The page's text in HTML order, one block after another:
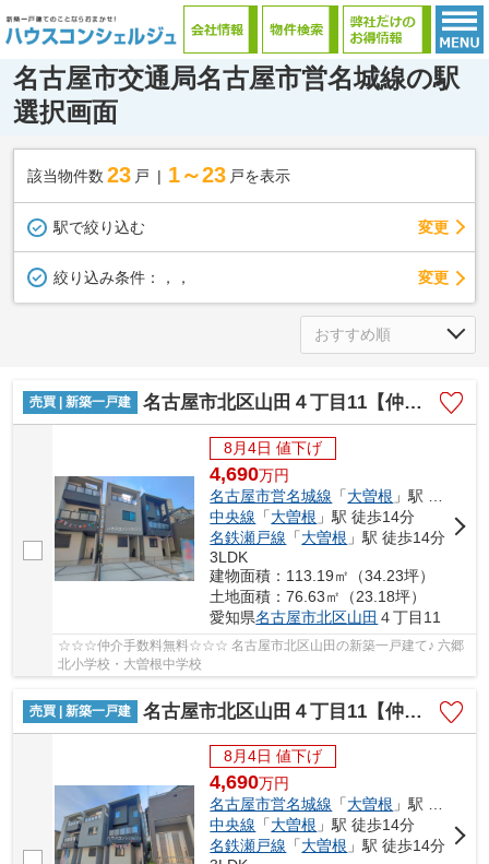
名古屋市交通局名古屋市営名城線の駅
選択画面
該当物件数 23 戸 1～23 戸を表示
駅で絞り込む 変更
絞り込み条件： ，， 変更
売買 | 新築一戸建 名古屋市北区山田４丁目11【仲介手数料無料】新築一戸建て 2号棟
8月4日 値下げ
4,690万円
名古屋市営名城線 「大曽根 」駅 徒歩14分
中央線 「大曽根 」駅 徒歩14分
名鉄瀬戸線 「大曽根 」駅 徒歩14分
3LDK
建物面積：113.19㎡（34.23坪）
土地面積：76.63㎡（23.18坪）
愛知県名古屋市北区山田 ４丁目11
☆☆☆仲介手数料無料☆☆☆ 名古屋市北区山田の新築一戸建て♪ 六郷
北小学校・大曽根中学校
売買 | 新築一戸建 名古屋市北区山田４丁目11【仲介手数料無料】新築一戸建て 3号棟
8月4日 値下げ
4,690万円
名古屋市営名城線 「大曽根 」駅 徒歩14分
中央線 「大曽根 」駅 徒歩14分
名鉄瀬戸線 「大曽根 」駅 徒歩14分